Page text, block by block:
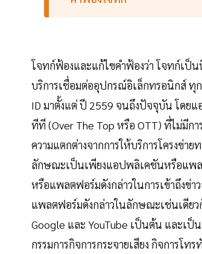
โจทก์ฟ้องและแก้ไขคําฟ้องว่า โจทก์เป็
บริการเชื่อมต่ออุปกรณ์อิเล็กทรอนิกส์
ID มาตั้งแต่ ปี 2559 จนถึงปัจจุบัน โดย
ทีที (Over The Top หรือ OTT) ที่ไม่มีก
ความแตกต่างจากการให้บริการโครงข่า
ลักษณะเป็นเพียงแอปพลิเคชันหรือแพล
หรือแพลตฟอร์มดังกล่าวในการเข้าถึงข่
แพลตฟอร์มดังกล่าวในลักษณะเช่นเดีย
Google และ YouTube เป็นต้น และเป็
กรรมการกิจการกระจายเสียง กิจการโ